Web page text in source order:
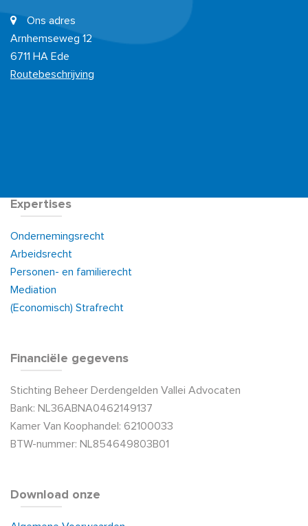
Ons adres
Arnhemseweg 12
6711 HA Ede
Routebeschrijving
Expertises
Ondernemingsrecht
Arbeidsrecht
Personen- en familierecht
Mediation
(Economisch) Strafrecht
Financiële gegevens
Stichting Beheer Derdengelden Vallei Advocaten
Bank: NL36ABNA0462149137
Kamer Van Koophandel: 62100033
BTW-nummer: NL854649803B01
Download onze